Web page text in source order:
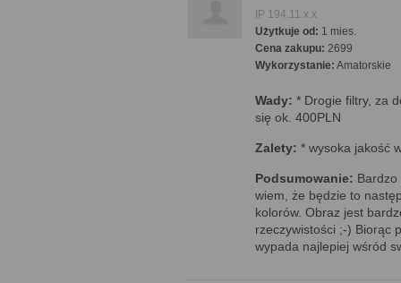
IP 194.11.x.x
Użytkuje od: 1 mies.
Cena zakupu: 2699
Wykorzystanie: Amatorskie
Wady: * Drogie filtry, za
się ok. 400PLN
Zalety: * wysoka jakość
Podsumowanie: Bardzo
wiem, że będzie to
kolorów. Obraz jest
rzeczywistości ;-) Biorąc
wypada najlepiej wśród